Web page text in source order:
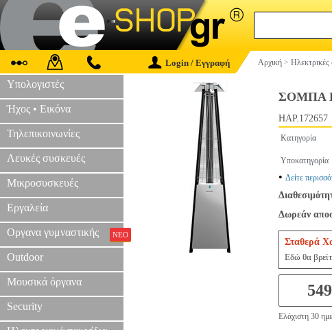
Login / Εγγραφή Αρχική > Ηλεκτρικές
Υπολογιστές
Ήχος • Εικόνα
Τηλεπικοινωνίες
Λευκές συσκευές
Μικροσυσκευές
Εργαλεία
Οργανα γυμναστικής ΝΕΟ
Outdoor
Μουσικά όργανα
Security
ΣΟΜΠΑ
HAP.172657
Κατηγορία
Υποκατηγορία
• Δείτε
Δωρεάν
Σταθερά
Εδώ θα
Ελάχιστη 30